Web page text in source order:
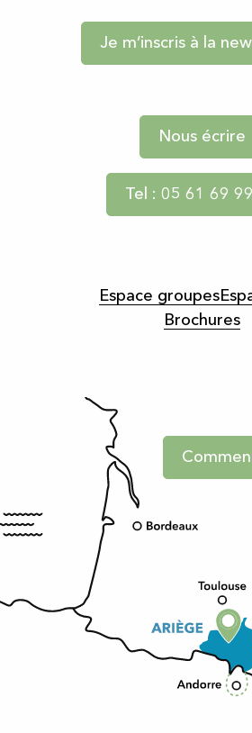
Je m’inscris à la
Nous écrire
Tel : 05 61 69
Espace groupes
Brochures